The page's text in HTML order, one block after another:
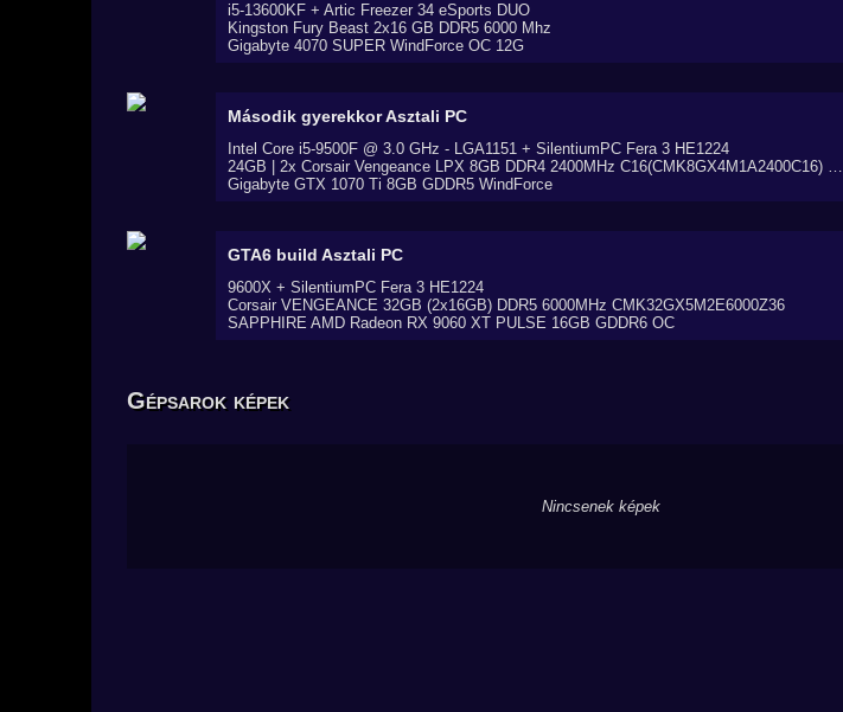
i5-13600KF + Artic Freezer 34 eSports DUO
Kingston Fury Beast 2x16 GB DDR5 6000 Mhz
Gigabyte 4070 SUPER WindForce OC 12G
Második gyerekkorAsztali PC
Intel Core i5-9500F @ 3.0 GHz - LGA1151 + SilentiumPC Fera 3 HE1224
24GB | 2x Corsair Vengeance LPX 8GB DDR4 2400MHz C16(CMK8GX4M1A2400C16) …
Gigabyte GTX 1070 Ti 8GB GDDR5 WindForce
GTA6 build Asztali PC
9600X + SilentiumPC Fera 3 HE1224
Corsair VENGEANCE 32GB (2x16GB) DDR5 6000MHz CMK32GX5M2E6000Z36
SAPPHIRE AMD Radeon RX 9060 XT PULSE 16GB GDDR6 OC
Gépsarok képek
Nincsenek képek